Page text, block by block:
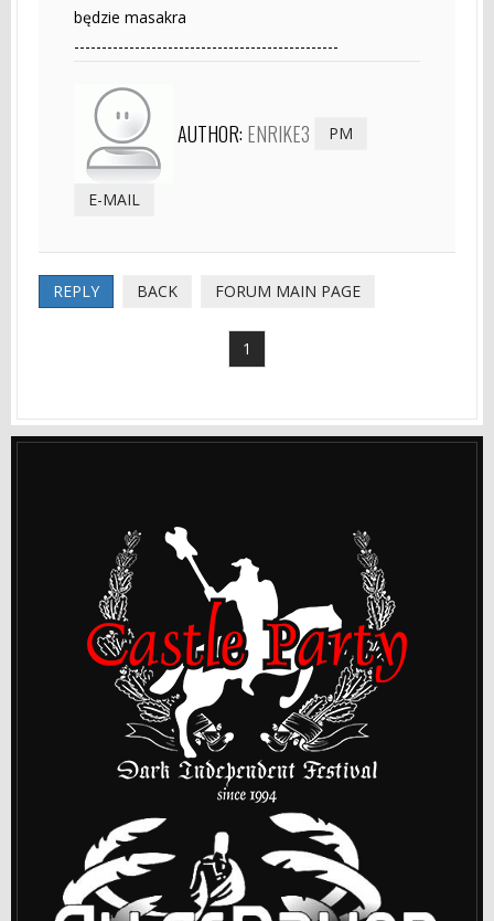
będzie masakra
------------------------------------------------
AUTHOR: ENRIKE3 PM
E-MAIL
REPLY BACK FORUM MAIN PAGE
1